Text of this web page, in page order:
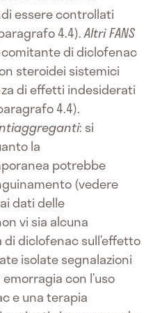
essere controllati
4.4).Altri FANS
di diclofenac
steroidei sistemici
di effetti indesiderati
4.4).
: si
la
potrebbe
(vedere
dati delle
vi sia alcuna
di diclofenac sull’effetto
isolate segnalazioni
con l’uso
e una terapia